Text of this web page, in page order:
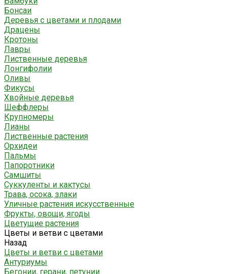
Бонсаи
Деревья с цветами и плодами
Драцены
Кротоны
Лавры
Лиственные деревья
Лонгифолии
Оливы
Фикусы
Хвойные деревья
Шеффлеры
Крупномеры
Лианы
Лиственные растения
Орхидеи
Пальмы
Папоротники
Самшиты
Суккуленты и кактусы
Трава, осока, злаки
Уличные растения искусственные
Фрукты, овощи, ягоды
Цветущие растения
Цветы и ветви с цветами
Назад
Цветы и ветви с цветами
Антуриумы
Бегонии, герани, петунии